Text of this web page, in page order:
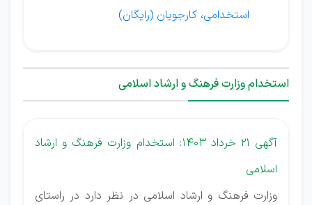
استخدامی، کارجویان (رایگان)
استخدام وزارت فرهنگ و ارشاد اسلامی
آگهی 21 خرداد 1403: استخدام وزارت فرهنگ و ارشاد
اسلامی
وزارت فرهنگ و ارشاد اسلامی در نظر دارد در راستای